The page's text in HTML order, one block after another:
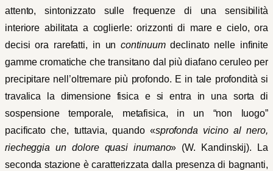
attento, sintonizzato sulle frequenze di una sensibilità
interiore abilitata a coglierle: orizzonti di mare e cielo, ora
decisi ora rarefatti, in uncontinuumdeclinato nelle infinite
gamme cromatiche che transitano dal più diafano ceruleo per
precipitare nell’oltremare più profondo. E in tale profondità si
travalica la dimensione fisica e si entra in una sorta di
sospensione temporale, metafisica, in un “non luogo”
pacificato che, tuttavia, quando «sprofonda vicino al nero,
riecheggia un dolore quasi inumano» (W. Kandinskij). La
seconda stazione è caratterizzata dalla presenza di bagnanti,